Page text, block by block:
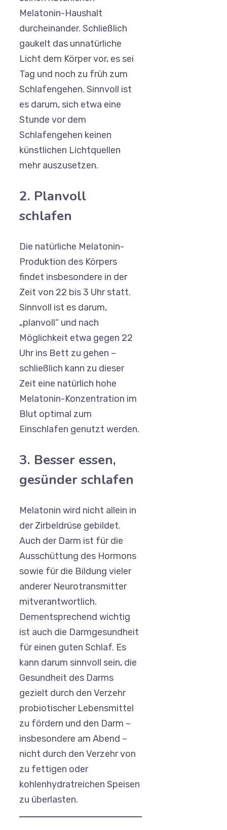
Melatonin-Haushalt
durcheinander. Schließlich
gaukelt das unnatürliche
Licht dem Körper vor, es sei
Tag und noch zu früh zum
Schlafengehen. Sinnvoll ist
es darum, sich etwa eine
Stunde vor dem
Schlafengehen keinen
künstlichen Lichtquellen
mehr auszusetzen.
2. Planvoll
schlafen
Die natürliche Melatonin-
Produktion des Körpers
findet insbesondere in der
Zeit von 22 bis 3 Uhr statt.
Sinnvoll ist es darum,
„planvoll“ und nach
Möglichkeit etwa gegen 22
Uhr ins Bett zu gehen –
schließlich kann zu dieser
Zeit eine natürlich hohe
Melatonin-Konzentration im
Blut optimal zum
Einschlafen genutzt werden.
3. Besser essen,
gesünder schlafen
Melatonin wird nicht allein in
der Zirbeldrüse gebildet.
Auch der Darm ist für die
Ausschüttung des Hormons
sowie für die Bildung vieler
anderer Neurotransmitter
mitverantwortlich.
Dementsprechend wichtig
ist auch die Darmgesundheit
für einen guten Schlaf. Es
kann darum sinnvoll sein, die
Gesundheit des Darms
gezielt durch den Verzehr
probiotischer Lebensmittel
zu fördern und den Darm –
insbesondere am Abend –
nicht durch den Verzehr von
zu fettigen oder
kohlenhydratreichen Speisen
zu überlasten.